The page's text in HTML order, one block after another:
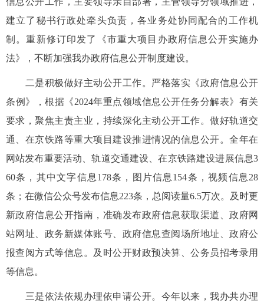
建立了秘书行政处牵头负责，各业务处协同配合的工作机
制。重新修订印发了《市重大项目办政府信息公开实施办
法》，不断加强我办政府信息公开制度建设。
二是积极做好主动公开工作。严格落实《政府信息公开
条例》，根据《2024年重点领域信息公开任务分解表》有关
要求，聚焦主责主业，持续深化主动公开工作。做好轨道交
通、在京铁路等重大项目建设推进情况的信息公开。全年在
网站发布重要活动、轨道交通建设、在京铁路建设进展信息3
60条，其中文字信息178条，图片信息154条，视频信息28
条；在微信公众号发布信息223条，总阅读量6.5万次。及时更
新政府信息公开指南，准确发布政府信息获取渠道、政府网
站网址、政务新媒体账号、政府信息查阅场所地址、政府公
报查阅方式等信息。及时公开财政预决算、公务员招考录用
等信息。
三是依法依规办理依申请公开。今年以来，我办共办理